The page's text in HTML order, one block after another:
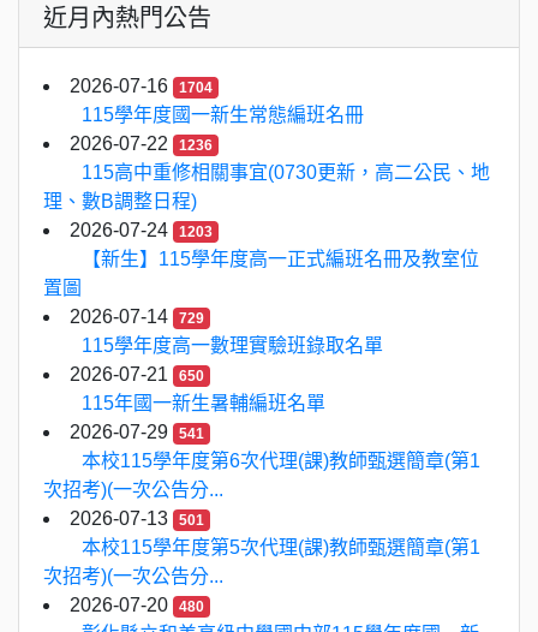
近月內熱門公告
2026-07-16 1704
115學年度國一新生常態編班名冊
2026-07-22
1236
115高中重修相關事宜(0730更新，高二公民、地
理、數B調整日程)
2026-07-24
1203
【新生】115學年度高一正式編班名冊及教室位
置圖
2026-07-14
729
115學年度高一數理實驗班錄取名單
2026-07-21
650
115年國一新生暑輔編班名單
2026-07-29
541
本校115學年度第6次代理(課)教師甄選簡章(第1
次招考)(一次公告分...
2026-07-13
501
本校115學年度第5次代理(課)教師甄選簡章(第1
次招考)(一次公告分...
2026-07-20
480